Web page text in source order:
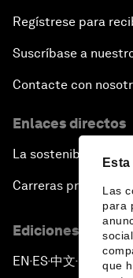
Las
para
que
Regístrese para
Suscríbase a
Contacte con
Enlaces directos
La sostenibilidad en
Carreras
Ediciones en
EN ▪ ES▪中文▪ 日本語